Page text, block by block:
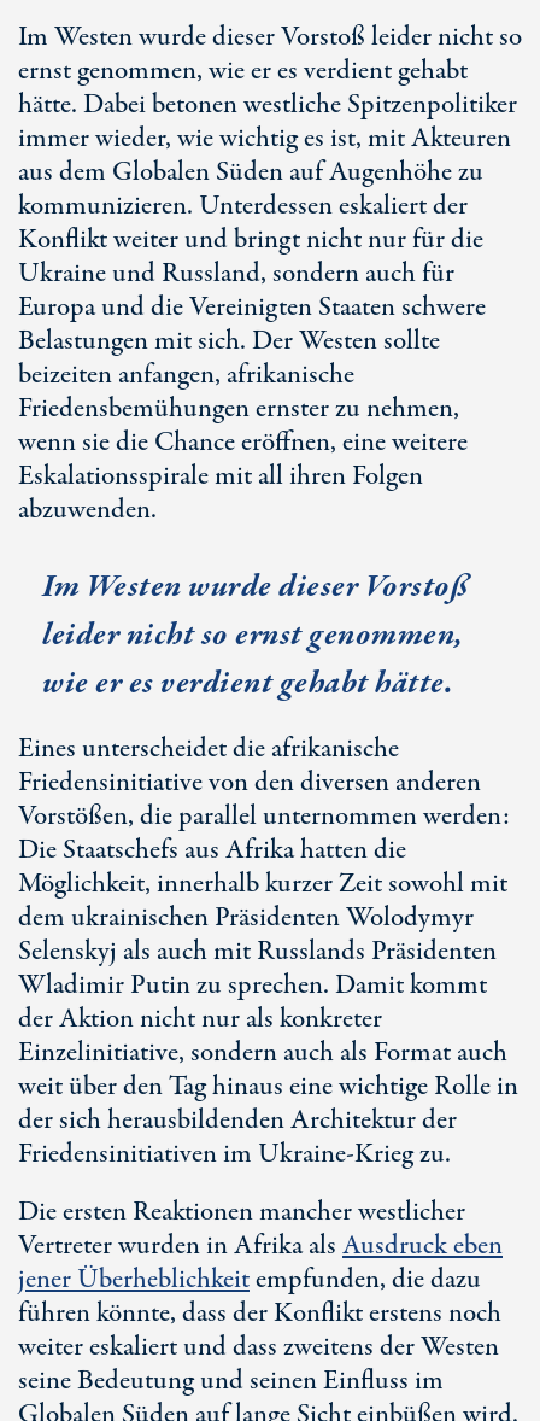
Im Westen wurde dieser Vorstoß leider nicht so
ernst genommen, wie er es verdient gehabt
hätte. Dabei betonen westliche Spitzenpolitiker
immer wieder, wie wichtig es ist, mit Akteuren
aus dem Globalen Süden auf Augenhöhe zu
kommunizieren. Unterdessen eskaliert der
Konflikt weiter und bringt nicht nur für die
Ukraine und Russland, sondern auch für
Europa und die Vereinigten Staaten schwere
Belastungen mit sich. Der Westen sollte
beizeiten anfangen, afrikanische
Friedensbemühungen ernster zu nehmen,
wenn sie die Chance eröffnen, eine weitere
Eskalationsspirale mit all ihren Folgen
abzuwenden.
Im Westen wurde dieser Vorstoß
leider nicht so ernst genommen,
wie er es verdient gehabt hätte.
Eines unterscheidet die afrikanische
Friedensinitiative von den diversen anderen
Vorstößen, die parallel unternommen werden:
Die Staatschefs aus Afrika hatten die
Möglichkeit, innerhalb kurzer Zeit sowohl mit
dem ukrainischen Präsidenten Wolodymyr
Selenskyj als auch mit Russlands Präsidenten
Wladimir Putin zu sprechen. Damit kommt
der Aktion nicht nur als konkreter
Einzelinitiative, sondern auch als Format auch
weit über den Tag hinaus eine wichtige Rolle in
der sich herausbildenden Architektur der
Friedensinitiativen im Ukraine-Krieg zu.
Die ersten Reaktionen mancher westlicher
Vertreter wurden in Afrika alsAusdruck eben
jener Überheblichkeitempfunden, die dazu
führen könnte, dass der Konflikt erstens noch
weiter eskaliert und dass zweitens der Westen
seine Bedeutung und seinen Einfluss im